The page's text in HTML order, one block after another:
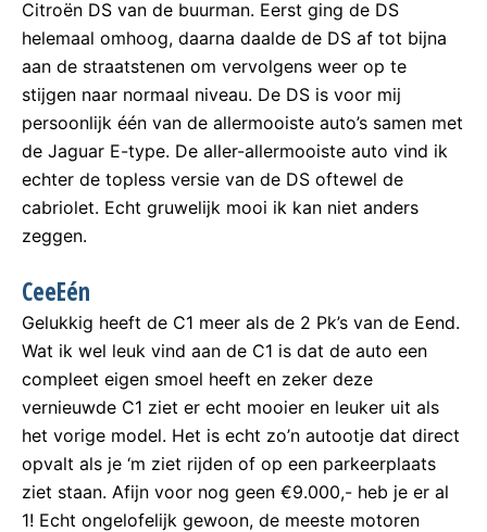
Citroën DS van de buurman. Eerst ging de DS
helemaal omhoog, daarna daalde de DS af tot bijna
aan de straatstenen om vervolgens weer op te
stijgen naar normaal niveau. De DS is voor mij
persoonlijk één van de allermooiste auto’s samen met
de Jaguar E-type. De aller-allermooiste auto vind ik
echter de topless versie van de DS oftewel de
cabriolet. Echt gruwelijk mooi ik kan niet anders
zeggen.
CeeEén
Gelukkig heeft de C1 meer als de 2 Pk’s van de Eend.
Wat ik wel leuk vind aan de C1 is dat de auto een
compleet eigen smoel heeft en zeker deze
vernieuwde C1 ziet er echt mooier en leuker uit als
het vorige model. Het is echt zo’n autootje dat direct
opvalt als je ‘m ziet rijden of op een parkeerplaats
ziet staan. Afijn voor nog geen €9.000,- heb je er al
1! Echt ongelofelijk gewoon, de meeste motoren